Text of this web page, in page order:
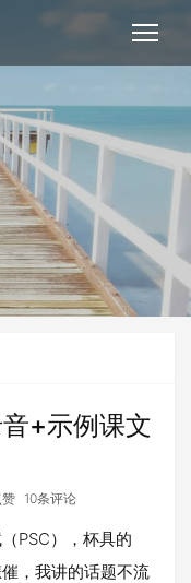
+示例课文
10条评论
PSC），杯具的
，我讲的话题不流